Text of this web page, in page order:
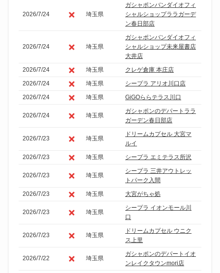
2026/7/24 埼玉県
ガシャポンバンダイオフィ
シャルショップララガーデ
ン春日部店
2026/7/24 埼玉県
ガシャポンバンダイオフィ
シャルショップ未来屋書店
大井店
2026/7/24
埼玉県
クレゲ倉庫 本庄店
2026/7/24
埼玉県
シープラ アリオ川口店
2026/7/24
埼玉県 GiGOららテラス川口
2026/7/24 埼玉県
ガシャポンのデパートララ
ガーデン春日部店
2026/7/23 埼玉県
ドリームカプセル 大宮マ
ルイ
2026/7/23
埼玉県 シープラ エミテラス所沢
2026/7/23 埼玉県
シープラ 三井アウトレッ
トパーク入間
2026/7/23
埼玉県 大宮がちゃ処
2026/7/23 埼玉県
シープラ イオンモール川
口
2026/7/23 埼玉県
ドリームカプセル ウニク
ス上里
2026/7/22 埼玉県
ガシャポンのデパートイオ
ンレイクタウンmori店